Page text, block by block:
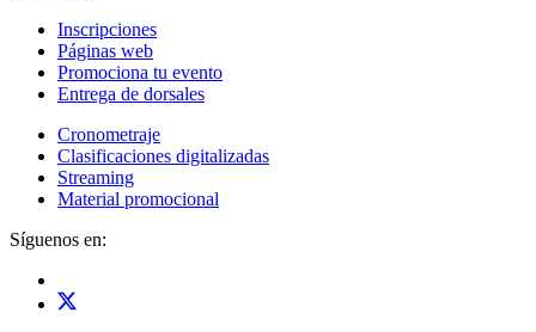
Inscripciones
Páginas web
Promociona tu evento
Entrega de dorsales
Cronometraje
Clasificaciones digitalizadas
Streaming
Material promocional
Síguenos en: